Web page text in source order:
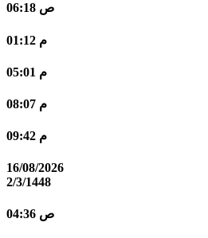
06:18 ص
01:12 م
05:01 م
08:07 م
09:42 م
16/08/2026
2/3/1448
04:36 ص